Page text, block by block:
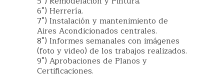
6°) Herrería.
7°) Instalación y mantenimiento de
Aires Acondicionados centrales.
8°) Informes semanales con imágenes
(foto y video) de los trabajos realizados.
9°) Aprobaciones de Planos y
Certificaciones.